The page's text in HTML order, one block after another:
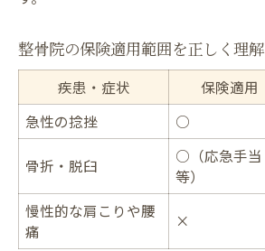
整骨院の保険適用範囲を正しく理解
疾患・症状 保険適用
急性の捻挫
○
骨折・脱臼
○（応急手当
等）
慢性的な肩こりや腰
痛
×